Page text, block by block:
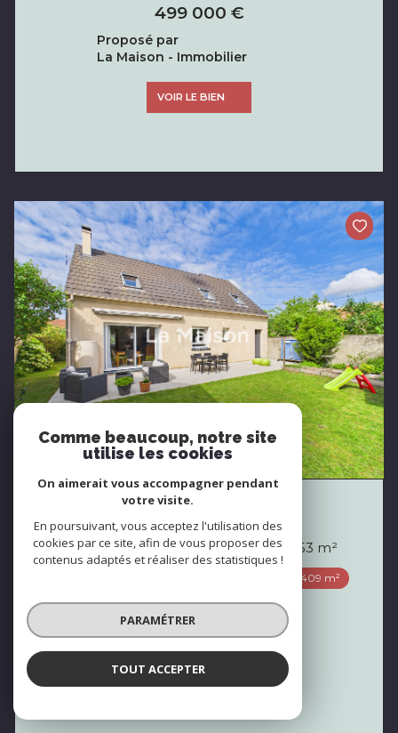
499 000 €
Proposé par
La Maison - Immobilier
VOIR LE BIEN
Maison 6 pièce(s) 5 chambre(s) 123.53 m²
409 m²
424 000 €
La Maison - Immobilier
Comme beaucoup, notre site
utilise les cookies
On aimerait vous accompagner pendant
votre visite.
En poursuivant, vous acceptez l'utilisation des
cookies par ce site, afin de vous proposer des
contenus adaptés et réaliser des statistiques !
PARAMÉTRER
TOUT ACCEPTER